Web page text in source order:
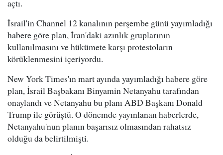
açtı.
İsrail'in Channel 12 kanalının perşembe günü yayımladığı
habere göre plan, İran'daki azınlık gruplarının
kullanılmasını ve hükümete karşı protestoların
körüklenmesini içeriyordu.
New York Times'ın mart ayında yayımladığı habere göre
plan, İsrail Başbakanı Binyamin Netanyahu tarafından
onaylandı ve Netanyahu bu planı ABD Başkanı Donald
Trump ile görüştü. O dönemde yayınlanan haberlerde,
Netanyahu'nun planın başarısız olmasından rahatsız
olduğu da belirtilmişti.